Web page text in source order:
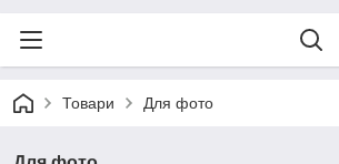
Товари Для фото